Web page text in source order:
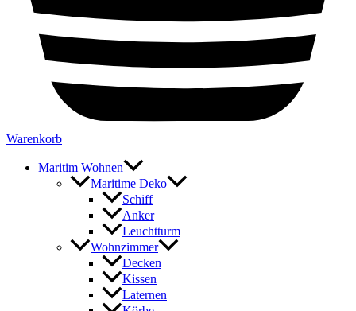
Warenkorb
Maritim Wohnen
Maritime Deko
Schiff
Anker
Leuchtturm
Wohnzimmer
Decken
Kissen
Laternen